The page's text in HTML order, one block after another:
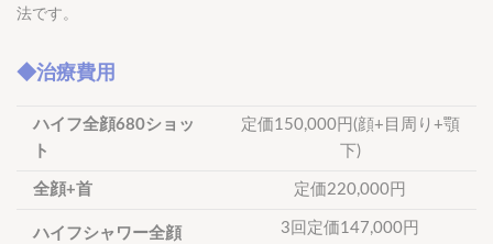
法です。
◆治療費用
ハイフ全顔680ショッ
ト
定価150,000円(顔+目周り+顎
下)
全顔+首 定価220,000円
ハイフシャワー全顔
3回定価147,000円